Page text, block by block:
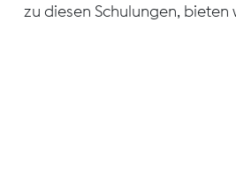
zu diesen Schulungen, bieten